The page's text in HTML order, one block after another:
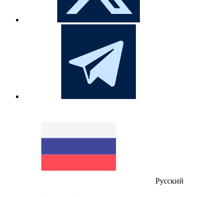
Русский